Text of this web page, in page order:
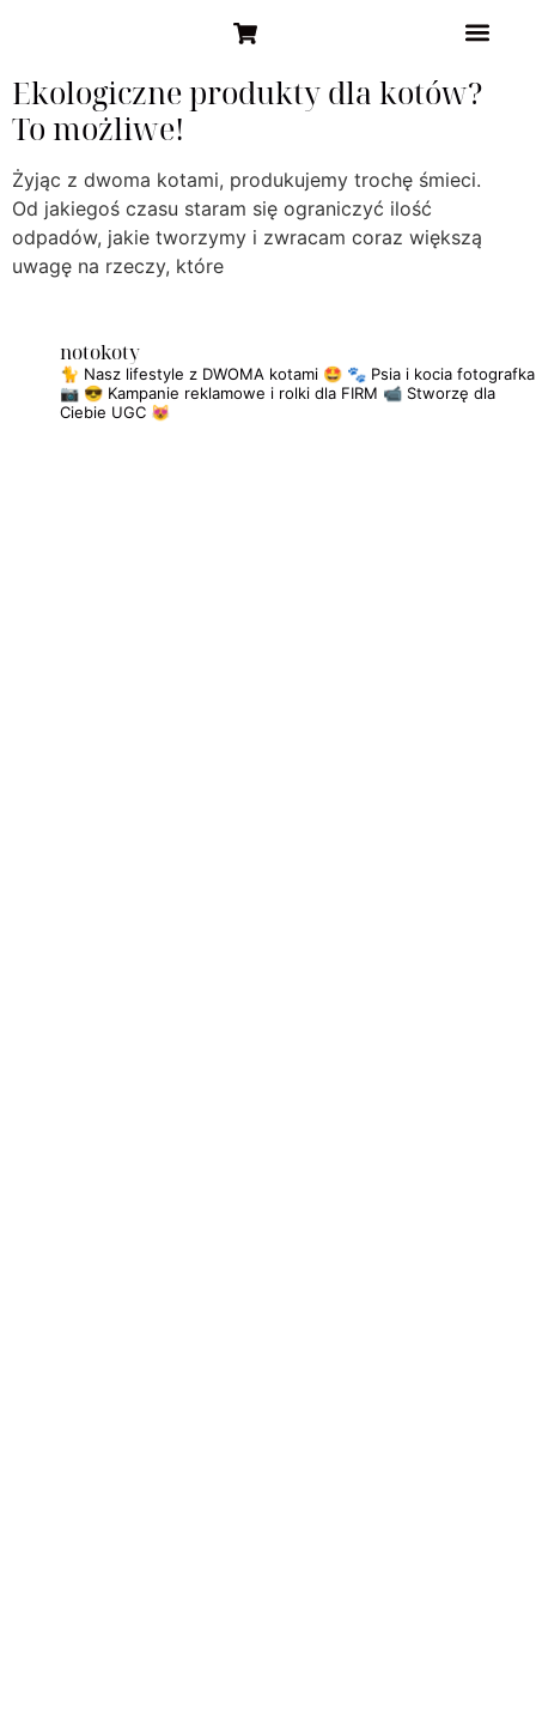
Ekologiczne produkty dla kotów?
To możliwe!
Żyjąc z dwoma kotami, produkujemy trochę śmieci.
Od jakiegoś czasu staram się ograniczyć ilość
odpadów, jakie tworzymy i zwracam coraz większą
uwagę na rzeczy, które
notokoty
🐈 Nasz lifestyle z DWOMA kotami 🤩 🐾 Psia i kocia fotografka
📷 😎 Kampanie reklamowe i rolki dla FIRM 📹 Stworzę dla
Ciebie UGC 😻